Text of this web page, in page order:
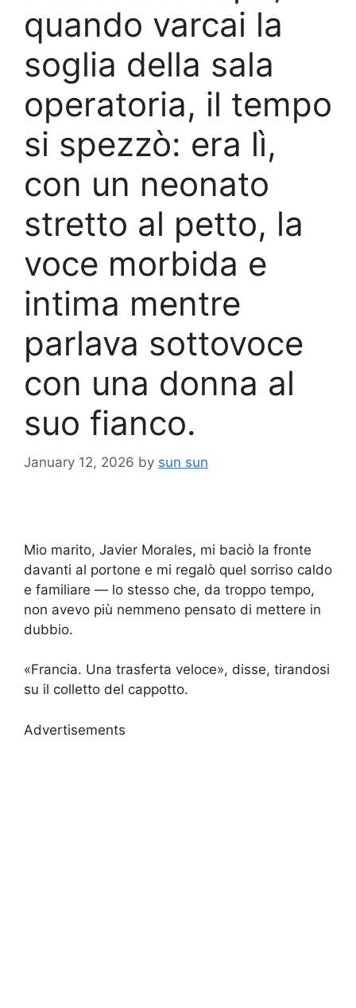
quando varcai la
soglia della sala
operatoria, il tempo
si spezzò: era lì,
con un neonato
stretto al petto, la
voce morbida e
intima mentre
parlava sottovoce
con una donna al
suo fianco.
January 12, 2026 by sun sun
Mio marito, Javier Morales, mi baciò la fronte
davanti al portone e mi regalò quel sorriso caldo
e familiare — lo stesso che, da troppo tempo,
non avevo più nemmeno pensato di mettere in
dubbio.
«Francia. Una trasferta veloce», disse, tirandosi
su il colletto del cappotto.
Advertisements